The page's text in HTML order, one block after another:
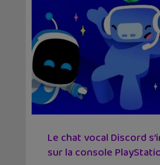
Le chat vocal Discord
sur la console